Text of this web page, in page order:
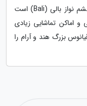
خارجی می باشد که یکی از آن ها، جزیره چشم نواز بالی (Bali) است
اماکن تماشایی زیادی
بزرگ هند و آرام را